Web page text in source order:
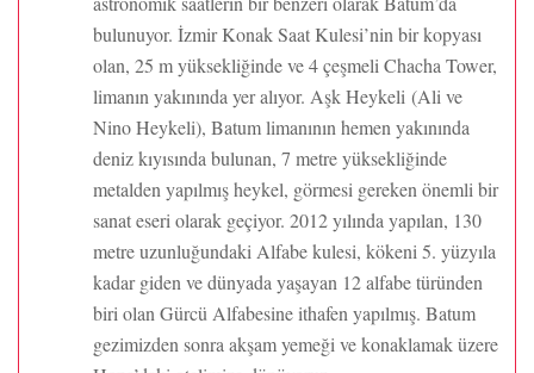
bulunuyor. İzmir Konak Saat Kulesi’nin bir kopyası
olan, 25 m yüksekliğinde ve 4 çeşmeli Chacha Tower,
limanın yakınında yer alıyor. Aşk Heykeli (Ali ve
Nino Heykeli), Batum limanının hemen yakınında
deniz kıyısında bulunan, 7 metre yüksekliğinde
metalden yapılmış heykel, görmesi gereken önemli bir
sanat eseri olarak geçiyor. 2012 yılında yapılan, 130
metre uzunluğundaki Alfabe kulesi, kökeni 5. yüzyıla
kadar giden ve dünyada yaşayan 12 alfabe türünden
biri olan Gürcü Alfabesine ithafen yapılmış. Batum
gezimizden sonra akşam yemeği ve konaklamak üzere